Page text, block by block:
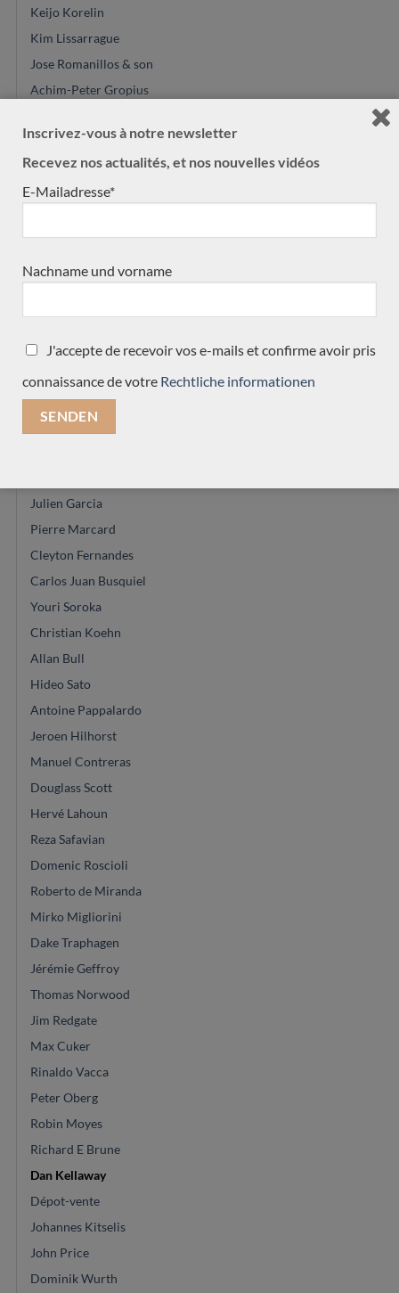
Keijo Korelin
Kim Lissarrague
Jose Romanillos & son
Achim-Peter Gropius
Philipp Neumann
Michael Cadiz
Ryosuke Kobayashi
Ashley Sanders
Carsten Kobs
Antonio Marin Montero
Thomas Eichert
Ian Kneipp
Julien Garcia
Pierre Marcard
Cleyton Fernandes
Carlos Juan Busquiel
Youri Soroka
Christian Koehn
Allan Bull
Hideo Sato
Antoine Pappalardo
Jeroen Hilhorst
Manuel Contreras
Douglass Scott
Hervé Lahoun
Reza Safavian
Domenic Roscioli
Roberto de Miranda
Mirko Migliorini
Dake Traphagen
Jérémie Geffroy
Thomas Norwood
Jim Redgate
Max Cuker
Rinaldo Vacca
Peter Oberg
Robin Moyes
Richard E Brune
Dan Kellaway
Dépot-vente
Johannes Kitselis
John Price
Dominik Wurth
Inscrivez-vous à notre newsletter
Recevez nos actualités, et nos nouvelles vidéos
E-Mailadresse*
Nachname und vorname
J'accepte de recevoir vos e-mails et confirme avoir pris
connaissance de votre Rechtliche informationen